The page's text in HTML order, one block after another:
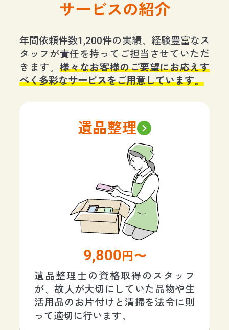
サービスの紹介
年間依頼件数1,200件の実績。経験豊富なス
タッフが責任を持ってご担当させていただ
きます。 様々なお客様のご要望にお応えす
べく多彩なサービスをご用意しています。
遺品整理
9,800 円〜
遺品整理士の資格取得のスタッフ
が、故人が大切にしていた品物や生
活用品のお片付けと清掃を法令に則
って適切に行います。